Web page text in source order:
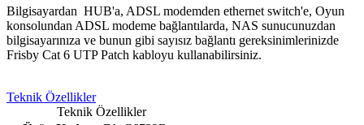
Bilgisayardan HUB'a, ADSL modemden ethernet switch'e, Oyun
konsolundan ADSL modeme bağlantılarda, NAS sunucunuzdan
bilgisayarınıza ve bunun gibi sayısız bağlantı gereksinimlerinizde
Frisby Cat 6 UTP Patch kabloyu kullanabilirsiniz.
Teknik Özellikler
Teknik Özellikler